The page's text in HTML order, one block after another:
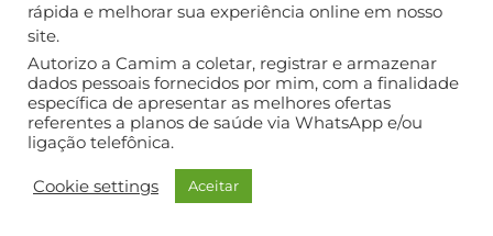
COPYRIGHT ©2018. TODOS OS DIREITOS RESERVADOS.
rápida e melhorar sua experiência online em nosso
site.
Autorizo a Camim a coletar, registrar e armazenar
dados pessoais fornecidos por mim, com a finalidade
específica de apresentar as melhores ofertas
referentes a planos de saúde via WhatsApp e/ou
ligação telefônica.
Cookie settings Aceitar